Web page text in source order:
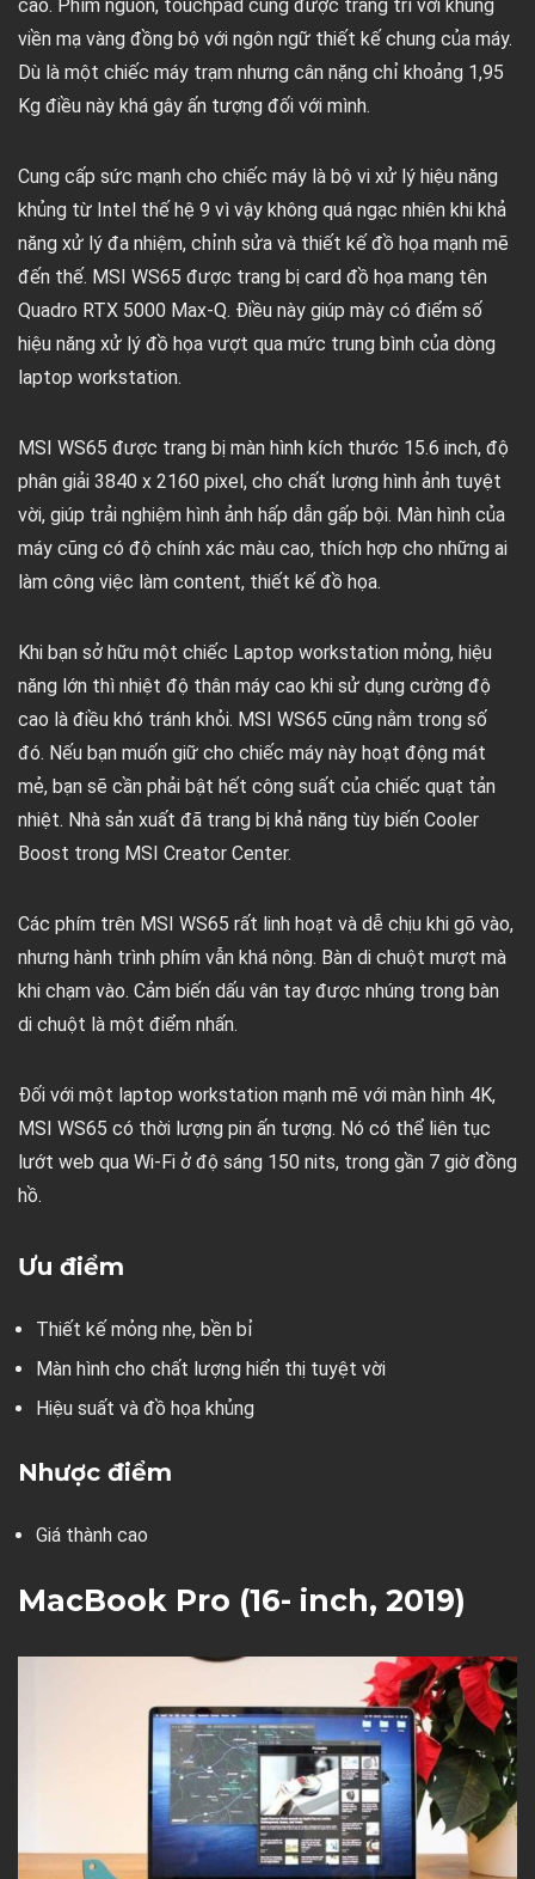
cao. Phím nguồn, touchpad cũng được trang trí với khung
viền mạ vàng đồng bộ với ngôn ngữ thiết kế chung của máy.
Dù là một chiếc máy trạm nhưng cân nặng chỉ khoảng 1,95
Kg điều này khá gây ấn tượng đối với mình.
Cung cấp sức mạnh cho chiếc máy là bộ vi xử lý hiệu năng
khủng từ Intel thế hệ 9 vì vậy không quá ngạc nhiên khi khả
năng xử lý đa nhiệm, chỉnh sửa và thiết kế đồ họa mạnh mẽ
đến thế. MSI WS65 được trang bị card đồ họa mang tên
Quadro RTX 5000 Max-Q. Điều này giúp mày có điểm số
hiệu năng xử lý đồ họa vượt qua mức trung bình của dòng
laptop workstation.
MSI WS65 được trang bị màn hình kích thước 15.6 inch, độ
phân giải 3840 x 2160 pixel, cho chất lượng hình ảnh tuyệt
vời, giúp trải nghiệm hình ảnh hấp dẫn gấp bội. Màn hình của
máy cũng có độ chính xác màu cao, thích hợp cho những ai
làm công việc làm content, thiết kế đồ họa.
Khi bạn sở hữu một chiếc Laptop workstation mỏng, hiệu
năng lớn thì nhiệt độ thân máy cao khi sử dụng cường độ
cao là điều khó tránh khỏi. MSI WS65 cũng nằm trong số
đó. Nếu bạn muốn giữ cho chiếc máy này hoạt động mát
mẻ, bạn sẽ cần phải bật hết công suất của chiếc quạt tản
nhiệt. Nhà sản xuất đã trang bị khả năng tùy biến Cooler
Boost trong MSI Creator Center.
Các phím trên MSI WS65 rất linh hoạt và dễ chịu khi gõ vào,
nhưng hành trình phím vẫn khá nông. Bàn di chuột mượt mà
khi chạm vào. Cảm biến dấu vân tay được nhúng trong bàn
di chuột là một điểm nhấn.
Đối với một laptop workstation mạnh mẽ với màn hình 4K,
MSI WS65 có thời lượng pin ấn tượng. Nó có thể liên tục
lướt web qua Wi-Fi ở độ sáng 150 nits, trong gần 7 giờ đồng
hồ.
Ưu điểm
Thiết kế mỏng nhẹ, bền bỉ
Màn hình cho chất lượng hiển thị tuyệt vời
Hiệu suất và đồ họa khủng
Nhược điểm
Giá thành cao
MacBook Pro (16- inch, 2019)